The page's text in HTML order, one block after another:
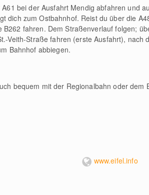
bei der Ausfahrt Mendig abfahren und
dich zum Ostbahnhof. Reist du über die
fahren. Dem Straßenverlauf folgen;
Veith-Straße fahren (erste Ausfahrt), nach
Bahnhof abbiegen.
bequem mit der Regionalbahn oder dem
www.eifel.info